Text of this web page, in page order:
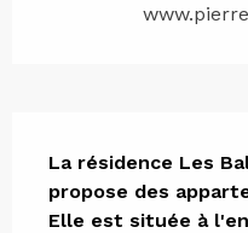
La résidence Les
propose des
Elle est située à